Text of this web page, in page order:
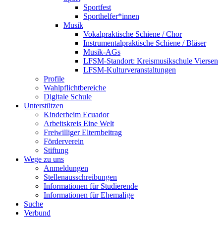
Sportfest
Sporthelfer*innen
Musik
Vokalpraktische Schiene / Chor
Instrumentalpraktische Schiene / Bläser
Musik-AGs
LFSM-Standort: Kreismusikschule Viersen
LFSM-Kulturveranstaltungen
Profile
Wahlpflichtbereiche
Digitale Schule
Unterstützen
Kinderheim Ecuador
Arbeitskreis Eine Welt
Freiwilliger Elternbeitrag
Förderverein
Stiftung
Wege zu uns
Anmeldungen
Stellenausschreibungen
Informationen für Studierende
Informationen für Ehemalige
Suche
Verbund